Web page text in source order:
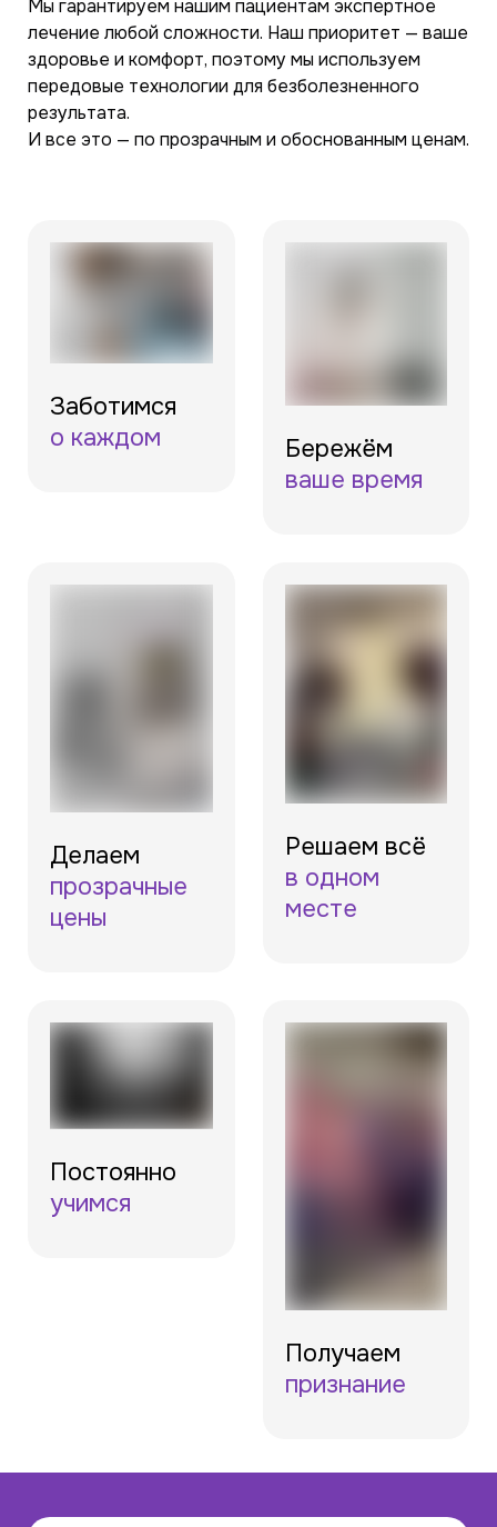
Мы гарантируем нашим пациентам экспертное
лечение любой сложности. Наш приоритет — ваше
здоровье и комфорт, поэтому мы используем
передовые технологии для безболезненного
результата.
И все это — по прозрачным и обоснованным ценам.
Заботимся
о каждом
Бережём
ваше время
Делаем
прозрачные
цены
Решаем всё
в одном
месте
Постоянно
учимся
Получаем
признание